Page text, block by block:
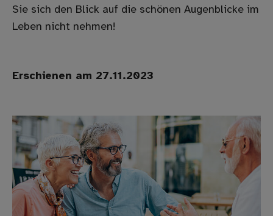
Sie sich den Blick auf die schönen Augenblicke im
Leben nicht nehmen!
Erschienen am 27.11.2023